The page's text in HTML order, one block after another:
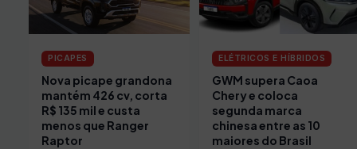
PICAPES
Nova picape grandona
mantém 426 cv, corta
R$ 135 mil e custa
menos que Ranger
Raptor
ELÉTRICOS E HÍBRIDOS
GWM supera Caoa
Chery e coloca
segunda marca
chinesa entre as 10
maiores do Brasil